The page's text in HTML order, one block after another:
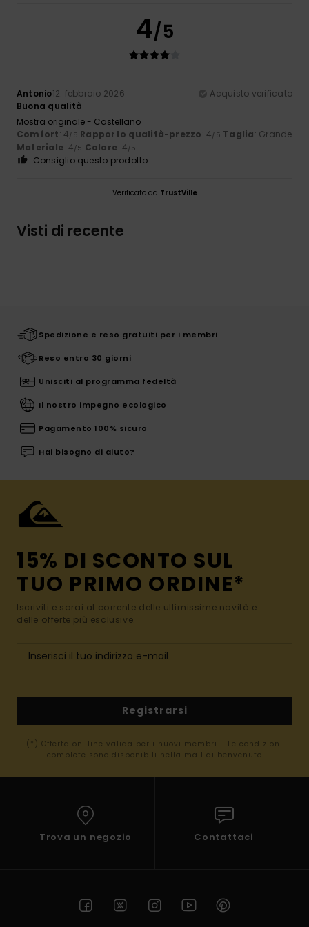
4/5
Antonio12. febbraio 2026
Acquisto verificato
Buona qualità
Mostra originale - Castellano
Comfort: 4/5 Rapporto qualità-prezzo: 4/5 Taglia: Grande
Materiale: 4/5 Colore: 4/5
Consiglio questo prodotto
Verificato da TrustVille
Visti di recente
Spedizione e reso gratuiti per i membri
Reso entro 30 giorni
Unisciti al programma fedeltà
Il nostro impegno ecologico
Pagamento 100% sicuro
Hai bisogno di aiuto?
15% DI SCONTO SUL
TUO PRIMO ORDINE*
Iscriviti e sarai al corrente delle ultimissime novità e
delle offerte più esclusive.
Registrarsi
(*) Offerta on-line valida per i nuovi membri - Le condizioni
complete sono disponibili nella mail di benvenuto
Trova un negozio Contattaci